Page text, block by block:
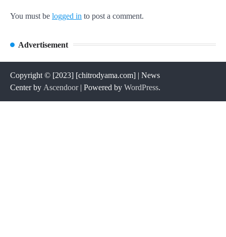
You must be logged in to post a comment.
Advertisement
Copyright © [2023] [chitrodyama.com] | News
Center by Ascendoor| Powered by WordPress.